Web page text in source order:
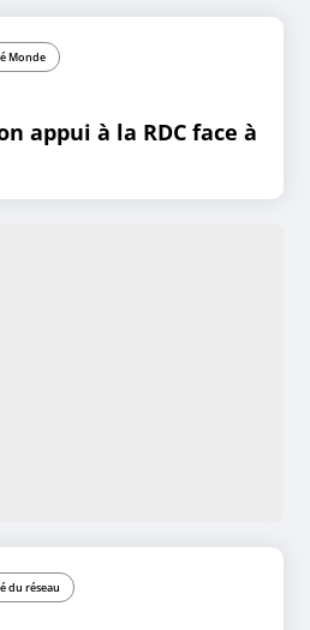
Monde
appui à la RDC face à
du réseau